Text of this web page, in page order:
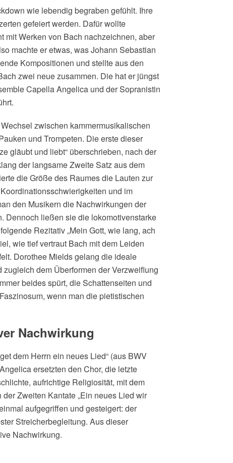
wie lebendig begraben gefühlt. Ihre
gefeiert werden. Dafür wollte
mit Werken von Bach nachzeichnen, aber
machte er etwas, was Johann Sebastian
Kompositionen und stellte aus den
zwei neue zusammen. Die hat er jüngst
Capella Angelica und der Sopranistin
zwischen kammermusikalischen
und Trompeten. Die erste dieser
gläubt und liebt“ überschrieben, nach der
der langsame Zweite Satz aus dem
die Größe des Raumes die Lauten zur
und im
den Musikern die Nachwirkungen der
Dennoch ließen sie die lokomotivenstarke
Rezitativ „Mein Gott, wie lang, ach
wie tief vertraut Bach mit dem Leiden
Dorothee Mields gelang die ideale
dem Überformen der Verzweiflung
beides spürt, die Schattenseiten und
wenn man die pietistischen
Nachwirkung
dem Herrn ein neues Lied“ (aus BWV
ersetzten den Chor, die letzte
aufrichtige Religiosität, mit dem
Zweiten Kantate „Ein neues Lied wir
aufgegriffen und gesteigert: der
Streicherbegleitung. Aus dieser
Nachwirkung.